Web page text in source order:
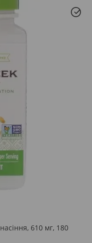
610 мг, 180